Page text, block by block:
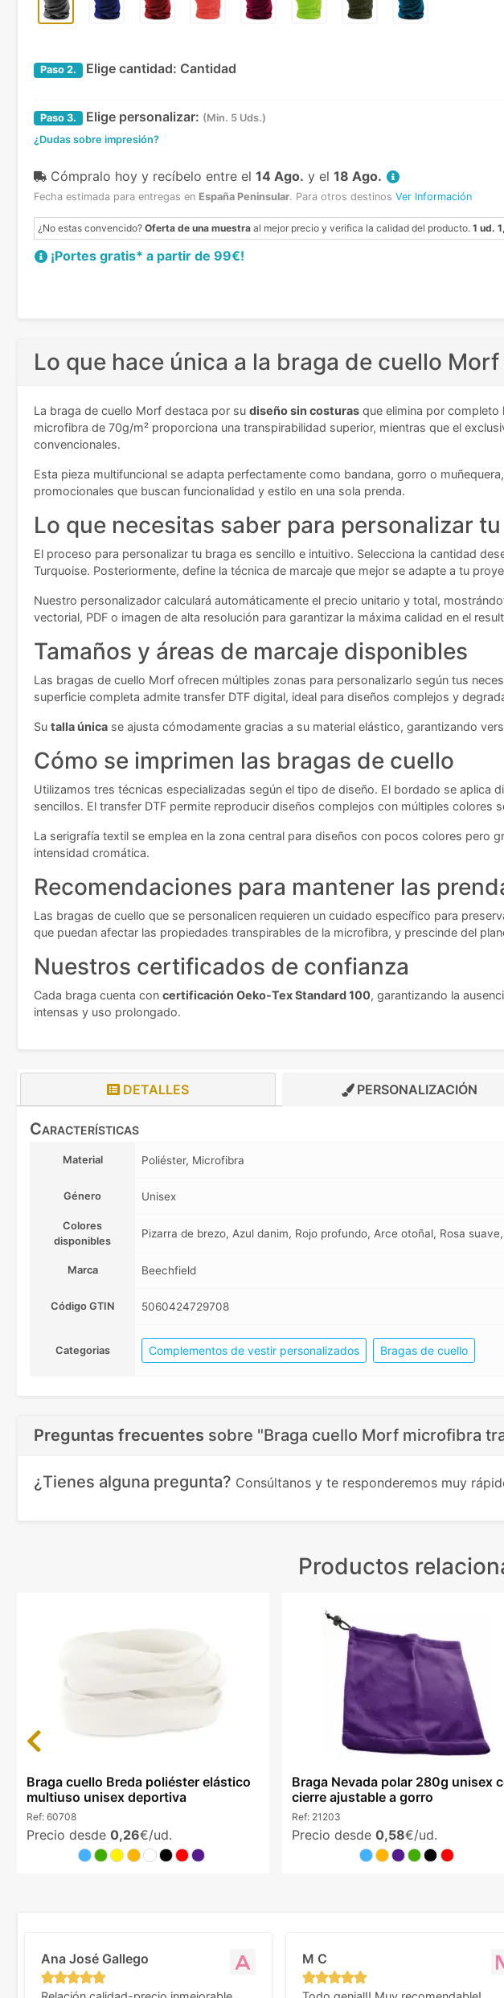
Paso 2. Elige cantidad: Cantidad
Paso 3. Elige personalizar: (Min. 5 Uds.)
¿Dudas sobre impresión?
Cómpralo hoy y recíbelo entre el 14 Ago. y el 18 Ago.
Fecha estimada para entregas en España Peninsular. Para otros destinos Ver Información
¿No estas convencido? Oferta de una muestra al mejor precio y verifica la calidad del producto. 1 ud.
¡Portes gratis* a partir de 99€!
Lo que hace única a la braga de cuello
La braga de cuello Morf destaca por su diseño sin costuras que elimina por completo
microfibra de 70g/m² proporciona una transpirabilidad superior, mientras que el
convencionales.
Esta pieza multifuncional se adapta perfectamente como bandana, gorro o
promocionales que buscan funcionalidad y estilo en una sola prenda.
Lo que necesitas saber para personalizar
El proceso para personalizar tu braga es sencillo e intuitivo. Selecciona la cantidad
Turquoise. Posteriormente, define la técnica de marcaje que mejor se adapte a tu
Nuestro personalizador calculará automáticamente el precio unitario y total,
vectorial, PDF o imagen de alta resolución para garantizar la máxima calidad en el
Tamaños y áreas de marcaje disponibles
Las bragas de cuello Morf ofrecen múltiples zonas para personalizarlo según tus
superficie completa admite transfer DTF digital, ideal para diseños complejos y
Su talla única se ajusta cómodamente gracias a su material elástico, garantizando
Cómo se imprimen las bragas de cuello
Utilizamos tres técnicas especializadas según el tipo de diseño. El bordado se
sencillos. El transfer DTF permite reproducir diseños complejos con múltiples colores
La serigrafía textil se emplea en la zona central para diseños con pocos colores pero
intensidad cromática.
Recomendaciones para mantener las
Las bragas de cuello que se personalicen requieren un cuidado específico para
que puedan afectar las propiedades transpirables de la microfibra, y prescinde del
Nuestros certificados de confianza
Cada braga cuenta con certificación Oeko-Tex Standard 100, garantizando la
intensas y uso prolongado.
DETALLES PERSONALIZACIÓN
Características
Material Poliéster, Microfibra
Género Unisex
Colores
disponibles
Pizarra de brezo, Azul danim, Rojo profundo, Arce otoñal, Rosa
Marca Beechfield
Código GTIN 5060424729708
Categorias Complementos de vestir personalizados Bragas de cuello
Preguntas frecuentes sobre "Braga cuello Morf microfibra
¿Tienes alguna pregunta? Consúltanos y te responderemos muy
Productos
Braga cuello Breda poliéster elástico
multiuso unisex deportiva
Ref: 60708
Precio desde 0,26€/ud.
Braga Nevada polar 280g unisex
cierre ajustable a gorro
Ref: 21203
Precio desde 0,58€/ud.
Previous
Ana José Gallego M C